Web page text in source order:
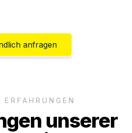
anfragen
ERFAHRUNGEN
unserer